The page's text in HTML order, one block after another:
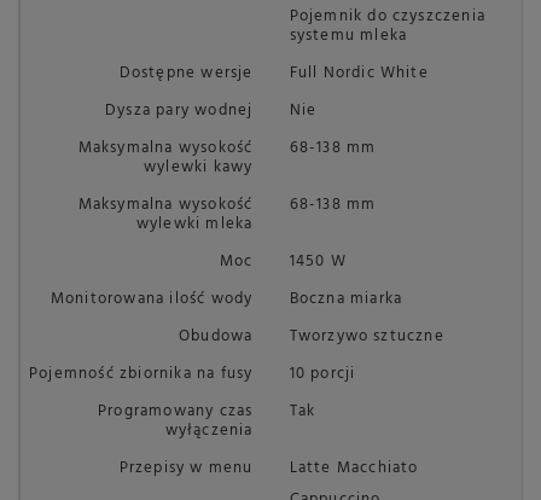
Pojemnik do czyszczenia
systemu mleka
Dostępne wersje
Full Nordic White
Dysza pary wodnej
Nie
Maksymalna wysokość
wylewki kawy
68-138 mm
Maksymalna wysokość
wylewki mleka
68-138 mm
Moc
1450 W
Monitorowana ilość wody
Boczna miarka
Obudowa
Tworzywo sztuczne
Pojemność zbiornika na fusy
10 porcji
Programowany czas
wyłączenia
Tak
Przepisy w menu
Latte Macchiato